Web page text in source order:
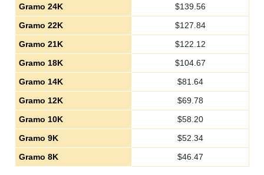
Gramo 24K
$139.56
Gramo 22K
$127.84
Gramo 21K
$122.12
Gramo 18K
$104.67
Gramo 14K
$81.64
Gramo 12K
$69.78
Gramo 10K
$58.20
Gramo 9K
$52.34
Gramo 8K
$46.47